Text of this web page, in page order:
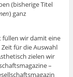
(bisherige Titel
) ganz
wir damit eine
für die Auswahl
zielen wir
–